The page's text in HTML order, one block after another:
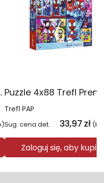
Patrolu 96012
Trefl PAP
Sug. cena det. 33,97 zł
Zaloguj się, aby kupić